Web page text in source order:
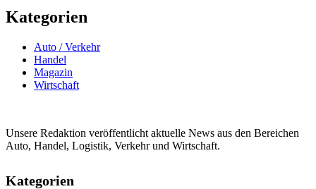
Kategorien
Auto / Verkehr
Handel
Magazin
Wirtschaft
Unsere Redaktion veröffentlicht aktuelle News aus den Bereichen
Auto, Handel, Logistik, Verkehr und Wirtschaft.
Kategorien